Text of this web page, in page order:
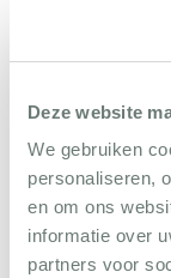
Deze website
We gebruiken
personaliseren,
en om ons
informatie over
partners voor
Sainte-
(Valescure)
Endréol.